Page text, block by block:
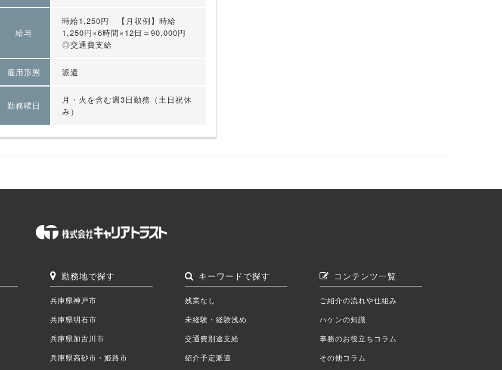
給与
時給1,250円 【月収例】時給
1,250円×6時間×12日＝90,000円
◎交通費支給
雇用形態 派遣
勤務曜日
月・火を含む週3日勤務（土日祝休
み）
勤務地で探す
兵庫県神戸市
兵庫県明石市
兵庫県加古川市
兵庫県高砂市・姫路市
キーワードで探す
残業なし
未経験・経験浅め
交通費別途支給
紹介予定派遣
コンテンツ一覧
ご紹介の流れや仕組み
ハケンの知識
事務のお役立ちコラム
その他コラム